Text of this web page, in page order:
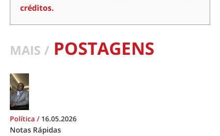
créditos.
MAIS / POSTAGENS
Política / 16.05.2026
Notas Rápidas